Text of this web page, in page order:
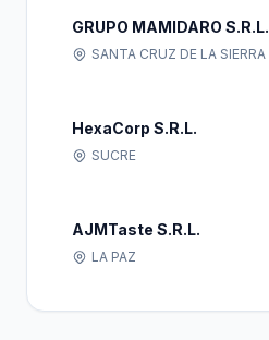
GRUPO MAMIDARO S.R.L.
SANTA CRUZ DE LA SIERRA
HexaCorp S.R.L.
SUCRE
AJMTaste S.R.L.
LA PAZ